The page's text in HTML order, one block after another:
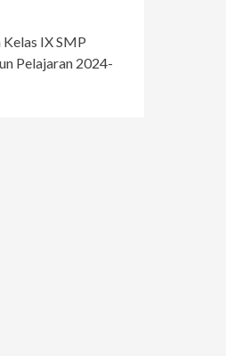
IX SMP
Pelajaran 2024-